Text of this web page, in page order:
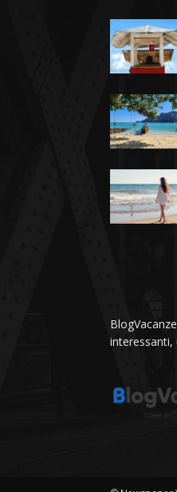
interessanti,